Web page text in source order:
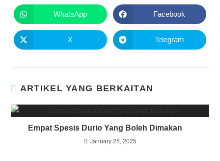
WhatsApp Facebook
X Telegram
ARTIKEL YANG BERKAITAN
Empat Spesis Durio Yang Boleh Dimakan
January 25, 2025